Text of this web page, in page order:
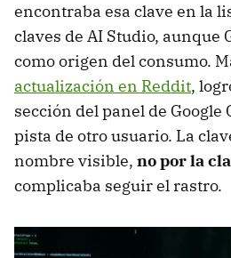
encontraba esa clave en la
claves de AI Studio, aunque
como origen del consumo.
actualización en Reddit,
sección del panel de Google
pista de otro usuario. La
nombre visible, no por la
complicaba seguir el rastro.